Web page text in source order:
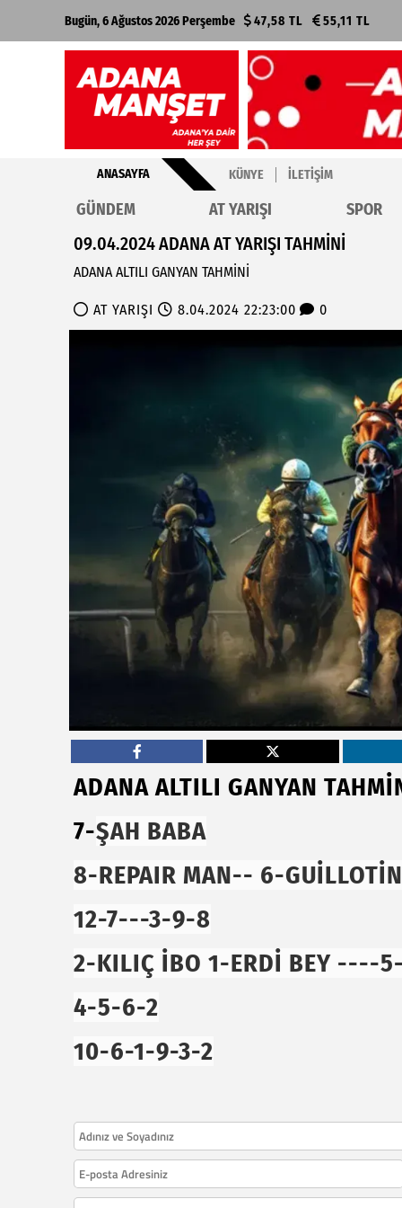
Bugün, 6 Ağustos 2026 Perşembe 47,58 TL 55,11 TL
ANASAYFA KÜNYE İLETIŞIM
GÜNDEM AT YARIŞI SPOR
09.04.2024 ADANA AT YARIŞI TAHMİNİ
ADANA ALTILI GANYAN TAHMİNİ
AT YARIŞI 8.04.2024 22:23:00 0
ADANA ALTILI GANYAN
7-ŞAH BABA
8-REPAIR MAN-- 6-
12-7---3-9-8
2-KILIÇ İBO 1-ERDİ BEY ----
4-5-6-2
10-6-1-9-3-2